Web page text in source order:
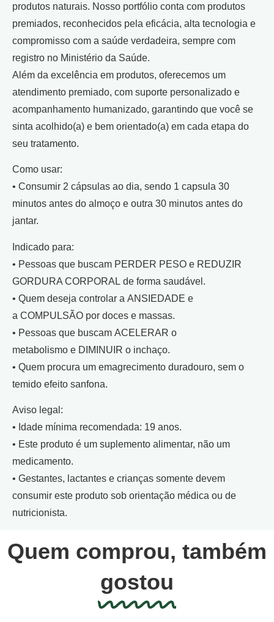
produtos naturais. Nosso portfólio conta com produtos
premiados, reconhecidos pela eficácia, alta tecnologia e
compromisso com a saúde verdadeira, sempre com
registro no Ministério da Saúde.
Além da excelência em produtos, oferecemos um
atendimento premiado, com suporte personalizado e
acompanhamento humanizado, garantindo que você se
sinta acolhido(a) e bem orientado(a) em cada etapa do
seu tratamento.
Como usar:
• Consumir 2 cápsulas ao dia, sendo 1 capsula 30
minutos antes do almoço e outra 30 minutos antes do
jantar.
Indicado para:
• Pessoas que buscam PERDER PESO e REDUZIR
GORDURA CORPORAL de forma saudável.
• Quem deseja controlar a ANSIEDADE e
a COMPULSÃO por doces e massas.
• Pessoas que buscam ACELERAR o
metabolismo e DIMINUIR o inchaço.
• Quem procura um emagrecimento duradouro, sem o
temido efeito sanfona.
Aviso legal:
• Idade mínima recomendada: 19 anos.
• Este produto é um suplemento alimentar, não um
medicamento.
• Gestantes, lactantes e crianças somente devem
consumir este produto sob orientação médica ou de
nutricionista.
Quem comprou, também
gostou